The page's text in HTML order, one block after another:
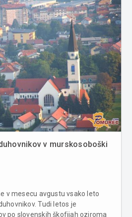
v murskosoboški
v mesecu avgustu vsako leto
Tudi letos je
po slovenskih škofijah oziroma